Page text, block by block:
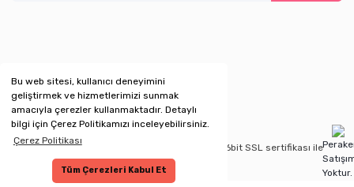
Bu web sitesi, kullanıcı deneyimini
geliştirmek ve hizmetlerimizi sunmak
amacıyla çerezler kullanmaktadır. Detaylı
bilgi için Çerez Politikamızı inceleyebilirsiniz.
Çerez Politikası
Tüm Çerezleri Kabul Et
Copyright 2020 © Kredi kartı bilgileriniz 256bit SSL sertifikası ile
korunmaktadır.
Yoktur.